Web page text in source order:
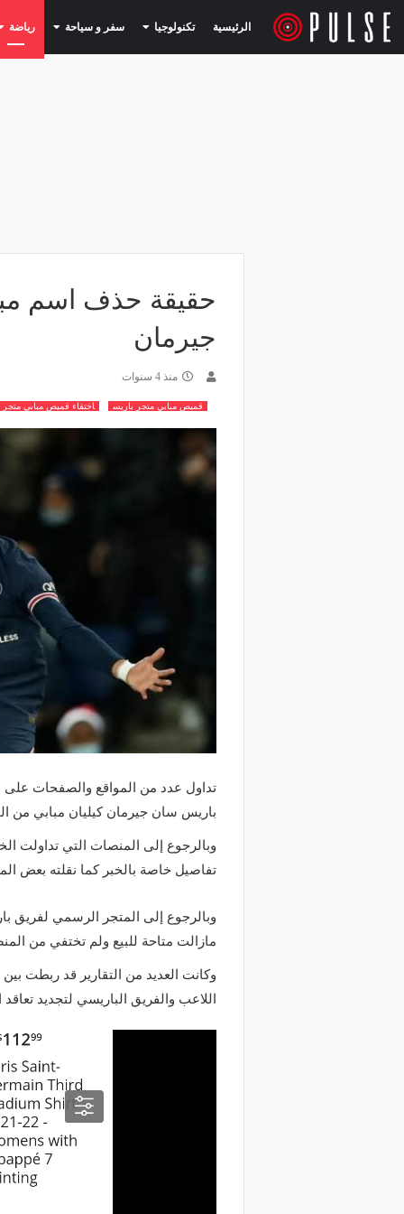
الرئيسية تكنولوجيا (current) سفر و سياحة (current) رياضة
حقيقة حذف اسم
جيرمان
منذ 4 سنوات
قميص مبابي متجر باريس اختفاء قميص مبابي
تداول عدد من المواقع والصفحات
باريس سان جيرمان كيليان مبابي من
تفاصيل خاصة بالخبر كما نقلته بعض
وبالرجوع إلى المتجر الرسمي لفريق
مازالت متاحة للبيع ولم تختفي من
وكانت العديد من التقارير قد ربطت
اللاعب والفريق الباريسي لتجديد تعاقد